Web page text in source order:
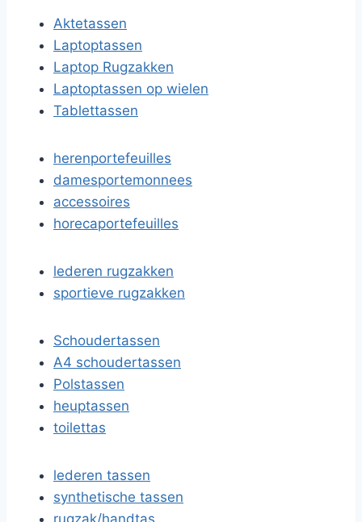
Aktetassen
Laptoptassen
Laptop Rugzakken
Laptoptassen op wielen
Tablettassen
herenportefeuilles
damesportemonnees
accessoires
horecaportefeuilles
lederen rugzakken
sportieve rugzakken
Schoudertassen
A4 schoudertassen
Polstassen
heuptassen
toilettas
lederen tassen
synthetische tassen
rugzak/handtas